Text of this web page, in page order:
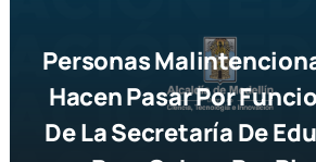
Personas
Hacen Pasar Por
De La Secretaría De